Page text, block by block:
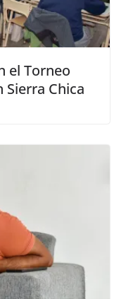
el Torneo
Sierra Chica